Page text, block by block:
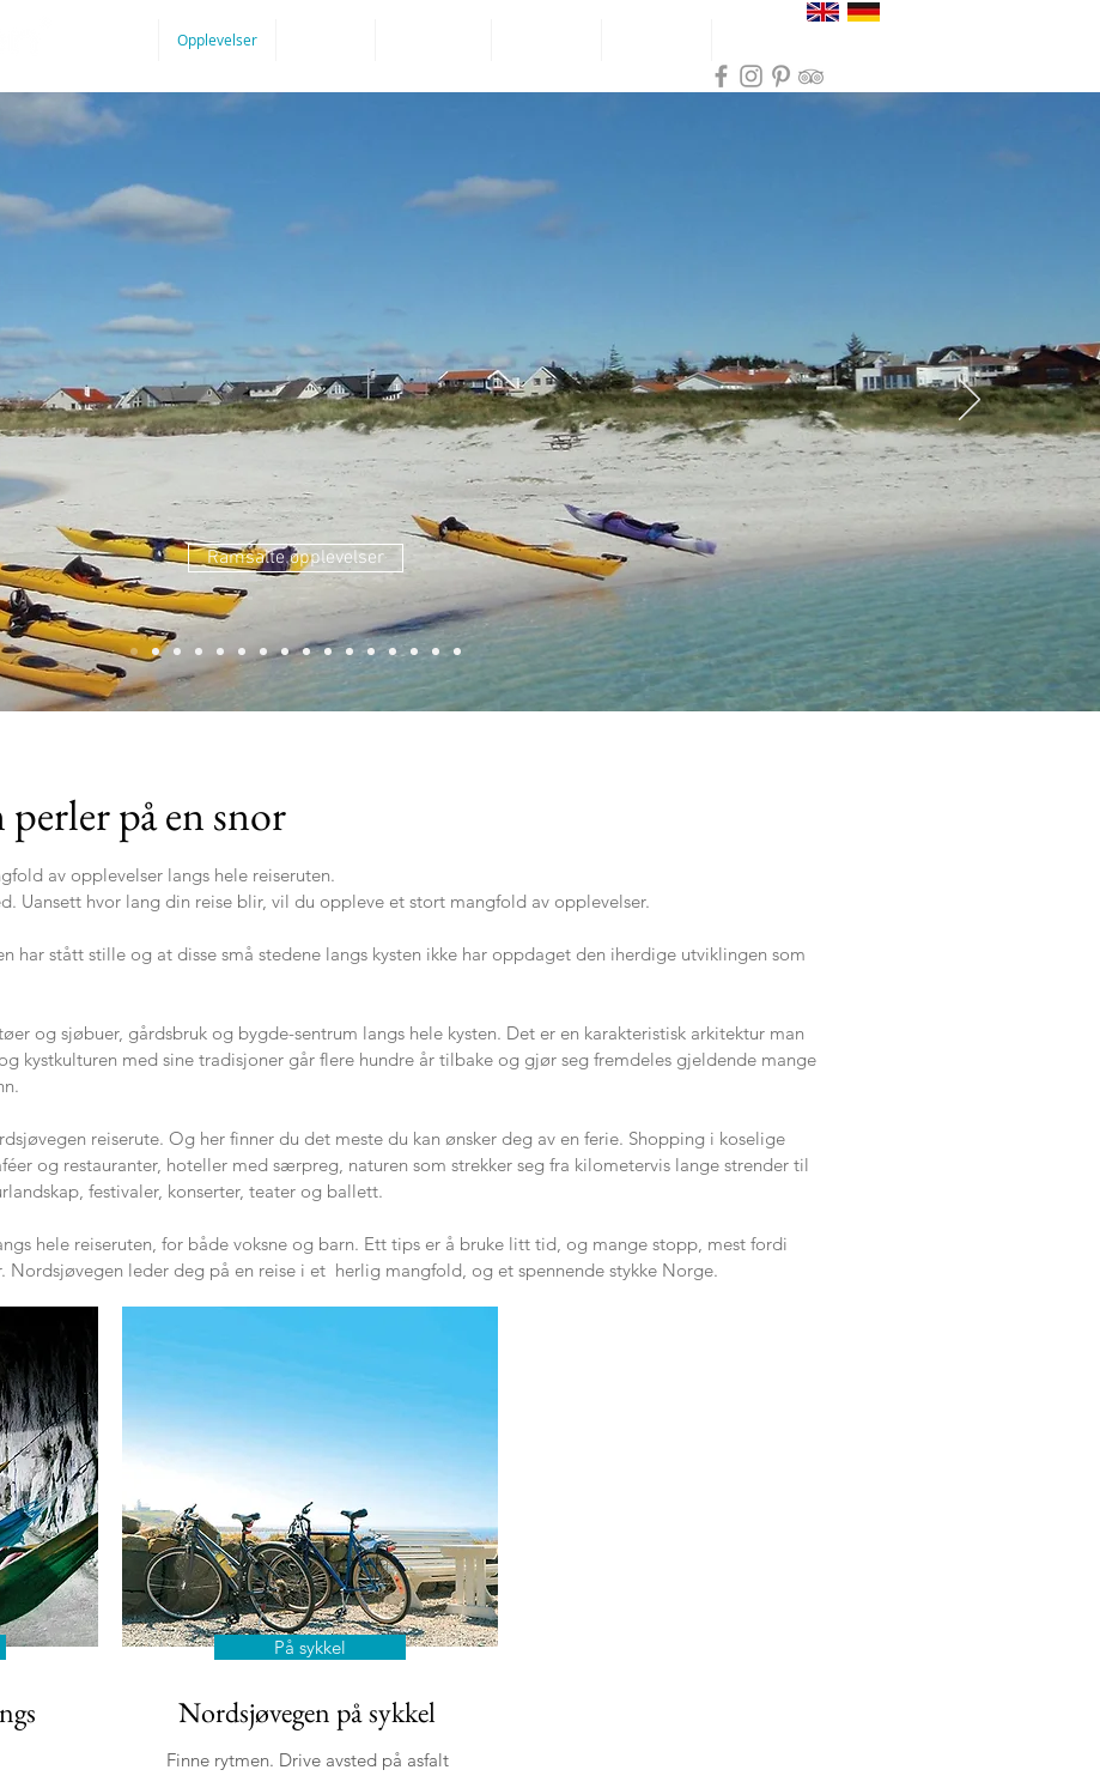
Opplevelser
Ramsalte opplevelser
på en snor
av opplevelser langs hele reiseruten.
Uansett hvor lang din reise blir, vil du oppleve et stort mangfold av opplevelser.
har stått stille og at disse små stedene langs kysten ikke har oppdaget den iherdige utviklingen som
og sjøbuer, gårdsbruk og bygde-sentrum langs hele kysten. Det er en karakteristisk arkitektur man
kystkulturen med sine tradisjoner går flere hundre år tilbake og gjør seg fremdeles gjeldende mange
reiserute. Og her finner du det meste du kan ønsker deg av en ferie. Shopping i koselige
og restauranter, hoteller med særpreg, naturen som strekker seg fra kilometervis lange strender til
festivaler, konserter, teater og ballett.
hele reiseruten, for både voksne og barn. Ett tips er å bruke litt tid, og mange stopp, mest fordi
Nordsjøvegen leder deg på en reise i et herlig mangfold, og et spennende stykke Norge.
På sykkel
Nordsjøvegen på sykkel
Finne rytmen. Drive avsted på asfalt